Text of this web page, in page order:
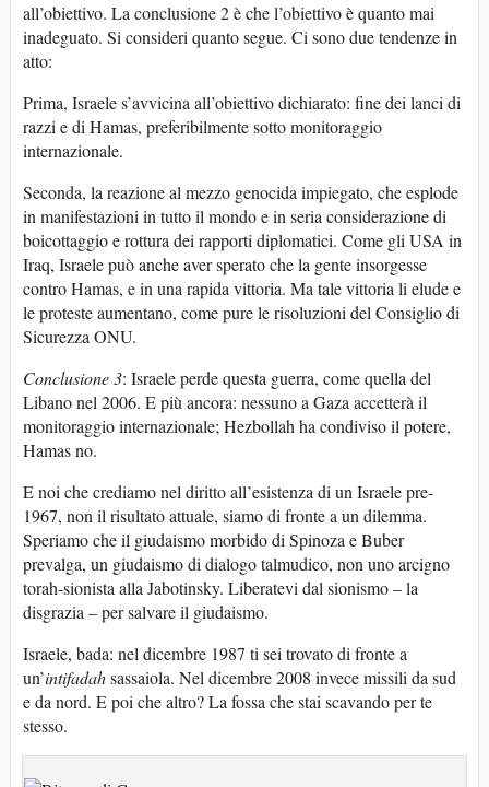
all’obiettivo. La conclusione 2 è che l’obiettivo è quanto mai
inadeguato. Si consideri quanto segue. Ci sono due tendenze in
atto:
Prima, Israele s’avvicina all’obiettivo dichiarato: fine dei lanci di
razzi e di Hamas, preferibilmente sotto monitoraggio
internazionale.
Seconda, la reazione al mezzo genocida impiegato, che esplode
in manifestazioni in tutto il mondo e in seria considerazione di
boicottaggio e rottura dei rapporti diplomatici. Come gli USA in
Iraq, Israele può anche aver sperato che la gente insorgesse
contro Hamas, e in una rapida vittoria. Ma tale vittoria li elude e
le proteste aumentano, come pure le risoluzioni del Consiglio di
Sicurezza ONU.
Conclusione 3: Israele perde questa guerra, come quella del
Libano nel 2006. E più ancora: nessuno a Gaza accetterà il
monitoraggio internazionale; Hezbollah ha condiviso il potere,
Hamas no.
E noi che crediamo nel diritto all’esistenza di un Israele pre-
1967, non il risultato attuale, siamo di fronte a un dilemma.
Speriamo che il giudaismo morbido di Spinoza e Buber
prevalga, un giudaismo di dialogo talmudico, non uno arcigno
torah-sionista alla Jabotinsky. Liberatevi dal sionismo – la
disgrazia – per salvare il giudaismo.
Israele, bada: nel dicembre 1987 ti sei trovato di fronte a
un’intifadahsassaiola. Nel dicembre 2008 invece missili da sud
e da nord. E poi che altro? La fossa che stai scavando per te
stesso.